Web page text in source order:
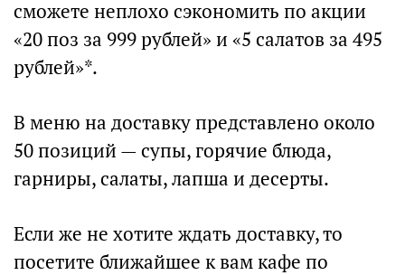
сможете неплохо сэкономить по акции
«20 поз за 999 рублей» и «5 салатов за 495
рублей»*.
В меню на доставку представлено около
50 позиций — супы, горячие блюда,
гарниры, салаты, лапша и десерты.
Если же не хотите ждать доставку, то
посетите ближайшее к вам кафе по